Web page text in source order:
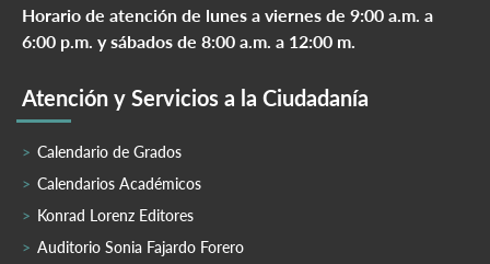
Horario de atención de lunes a viernes de 9:00 a.m. a
6:00 p.m. y sábados de 8:00 a.m. a 12:00 m.
Atención y Servicios a la Ciudadanía
Calendario de Grados
Calendarios Académicos
Konrad Lorenz Editores
Auditorio Sonia Fajardo Forero